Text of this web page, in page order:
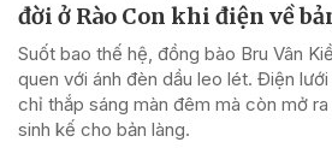
đời ở Rào Con khi điện về
Suốt bao thế hệ, đồng bào Bru Vân
quen với ánh đèn dầu leo lét. Điện
chỉ thắp sáng màn đêm mà còn mở
sinh kế cho bản làng.